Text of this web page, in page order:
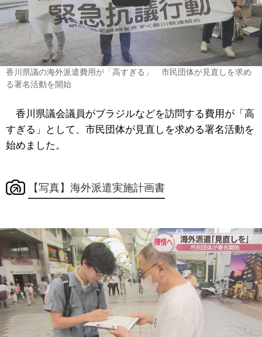
香川県議の海外派遣費用が「高すぎる」 市民団体が見直しを求め
る署名活動を開始
香川県議会議員がブラジルなどを訪問する費用が「高
すぎる」として、市民団体が見直しを求める署名活動を
始めました。
【写真】海外派遣実施計画書